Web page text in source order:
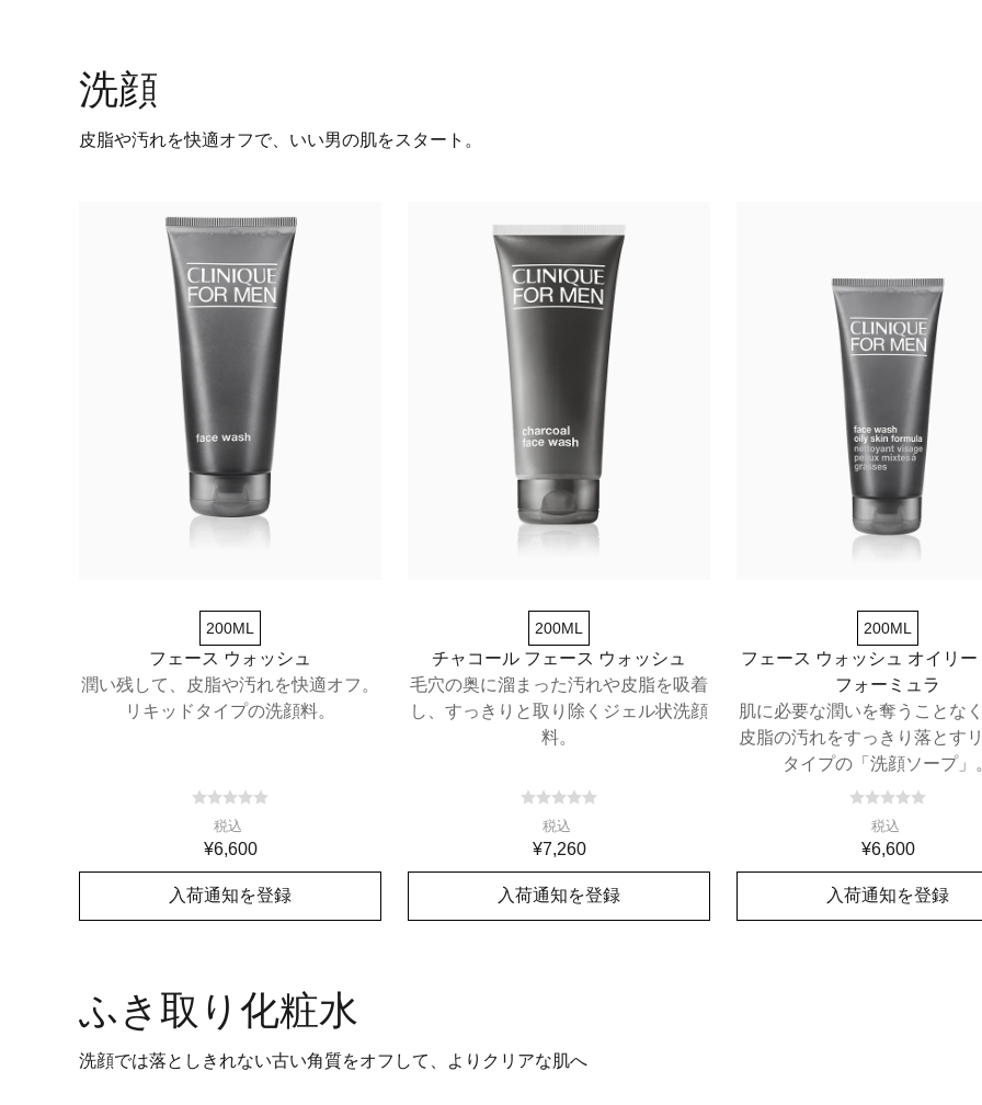
洗顔
皮脂や汚れを快適オフで、いい男の肌をスタート。
200ML
フェース ウォッシュ
潤い残して、皮脂や汚れを快適オフ。
リキッドタイプの洗顔料。
税込
¥6,600
入荷通知を登録
200ML
チャコール フェース ウォッシュ
毛穴の奥に溜まった汚れや皮脂を吸着
し、すっきりと取り除くジェル状洗顔
料。
税込
¥7,260
入荷通知を登録
200ML
フェース ウォッシュ オイリー
フォーミュラ
肌に必要な潤いを奪うことな
皮脂の汚れをすっきり落とす
タイプの「洗顔ソープ」
洗い上がりは、カサつきやつ
もなく、フレッシュで柔らか
税込
¥6,600
入荷通知を登録
ふき取り化粧水
洗顔では落としきれない古い角質をオフして、よりクリアな肌へ